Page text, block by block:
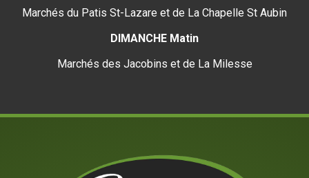
Marchés du Patis St-Lazare et de La Chapelle St Aubin
DIMANCHE Matin
Marchés des Jacobins et de La Milesse